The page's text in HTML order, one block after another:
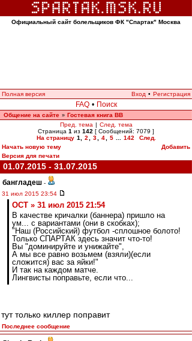
Официальный сайт болельщиков ФК "Спартак" Москва
Полная версия Вход • Регистрация
FAQ • Поиск
Общение на сайте » Гостевая книга ВВ
Пред. тема | След. тема
Страница 1 из 142 [ Сообщений: 7079 ]
На страницу 1 2 3 4 5 142
След.
Начать новую тему
Добавить
Версия для печати
01.07.2015 - 31.07.2015
бангладеш -
31 июл 2015 23:54
ОСТ » 31 июл 2015 21:54
В качестве кричалки (баннера) пришло на
ум... с вариантами (они в скобках);
"Наш (Российский) футбол -сплошное болото!
Только СПАРТАК здесь значит что-то!
Вы "доминируйте и унижайте",
А мы все равно возьмем (взяли)(если
сложится) вас за яйки!"
И так на каждом матче.
Лингвисты поправьте, если что...
тут только киллер поправит
Последнее сообщение